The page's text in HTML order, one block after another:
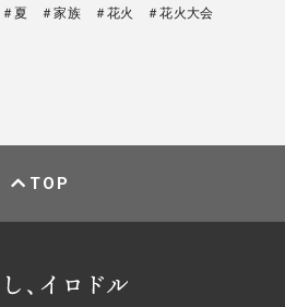
＃夏 ＃家族 ＃花火 ＃花火大会
TOP